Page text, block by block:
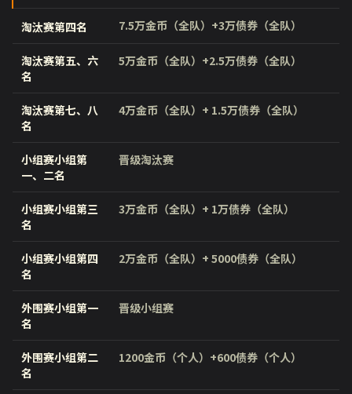
淘汰赛第四名 7.5万金币（全队）+3万债券（全队）
淘汰赛第五、六
名
5万金币（全队）+2.5万债券（全队）
淘汰赛第七、八
名
4万金币（全队）+ 1.5万债券（全队）
小组赛小组第
一、二名
晋级淘汰赛
小组赛小组第三
名
3万金币（全队）+ 1万债券（全队）
小组赛小组第四
名
2万金币（全队）+ 5000债券（全队）
外围赛小组第一
名
晋级小组赛
外围赛小组第二
名
1200金币（个人）+600债券（个人）